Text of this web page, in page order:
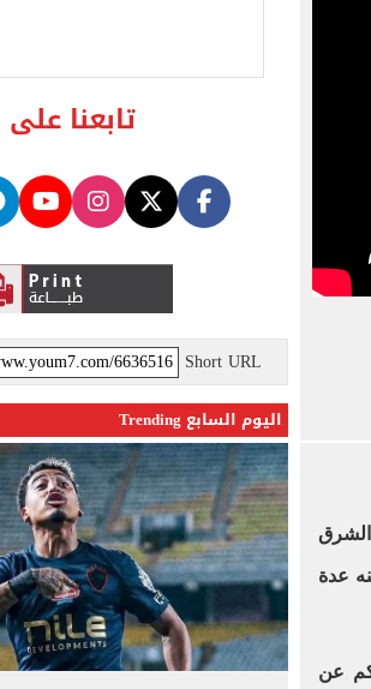
عدة
عن
تابعنا على
Short URL
اليوم السابع Trending